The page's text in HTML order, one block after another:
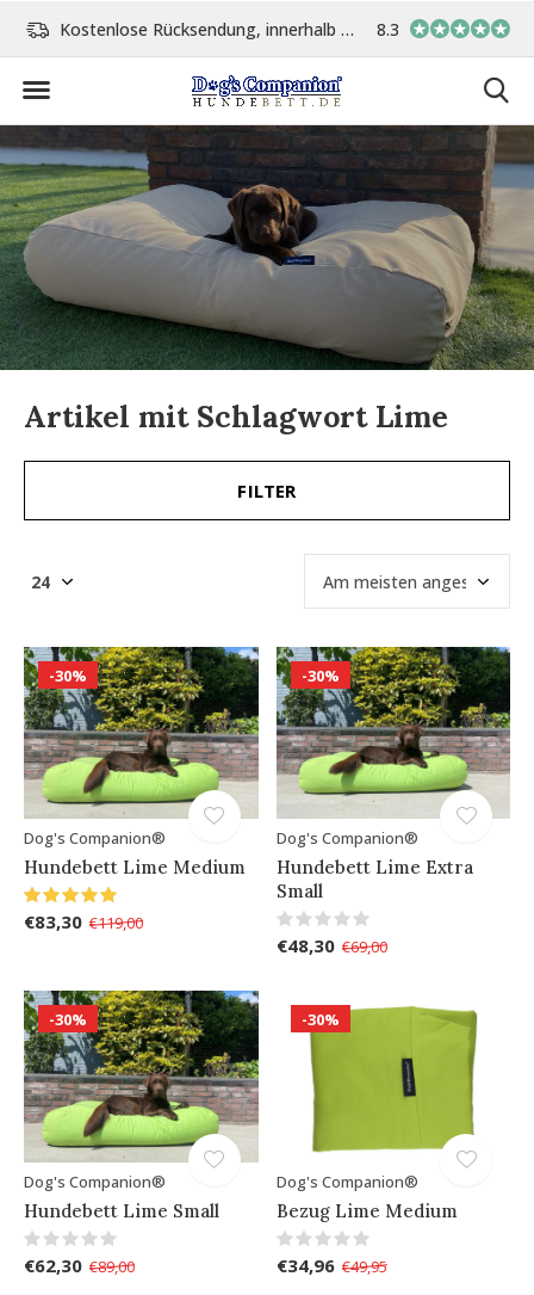
Kostenlose Rücksendung, innerhalb 14 Tage Vor 15:00 Uhr bestellt,
8.3
Artikel mit Schlagwort Lime
FILTER
-30%
Dog's Companion®
Hundebett Lime Medium
€83,30 €119,00
-30%
Dog's Companion®
Hundebett Lime Extra
Small
€48,30 €69,00
-30%
Dog's Companion®
Hundebett Lime Small
€62,30 €89,00
-30%
Dog's Companion®
Bezug Lime Medium
€34,96 €49,95